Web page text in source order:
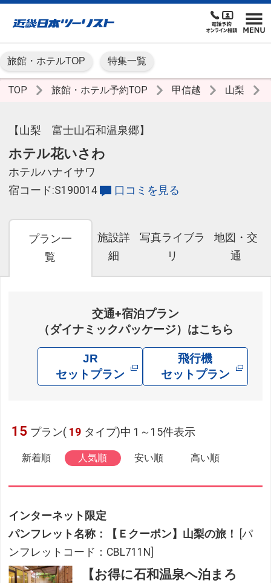
旅館・ホテルTOP 特集一覧
TOP 旅館・ホテル予約TOP 甲信越 山梨
【山梨 富士山石和温泉郷】
ホテル花いさわ
ホテルハナイサワ
宿コード:S190014
口コミを見る
プラン一
覧
施設詳
細
写真ライブラ
リ
地図・交
通
交通+宿泊プラン
（ダイナミックパッケージ）はこちら
JR
セットプラン
飛行機
セットプラン
15 プラン( 19 タイプ)中 1～15件表示
新着順 人気順 安い順 高い順
インターネット限定
パンフレット名称：【Ｅクーポン】山梨の旅！
[パ
ンフレットコード：CBL711N]
【お得に石和温泉へ泊まろ